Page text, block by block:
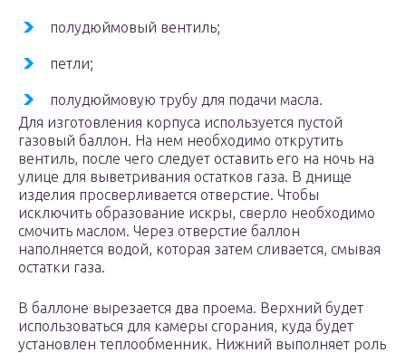
полудюймовый вентиль;
петли;
полудюймовую трубу для подачи масла.
Для изготовления корпуса используется пустой
газовый баллон. На нем необходимо открутить
вентиль, после чего следует оставить его на ночь на
улице для выветривания остатков газа. В днище
изделия просверливается отверстие. Чтобы
исключить образование искры, сверло необходимо
смочить маслом. Через отверстие баллон
наполняется водой, которая затем сливается, смывая
остатки газа.
В баллоне вырезается два проема. Верхний будет
использоваться для камеры сгорания, куда будет
установлен теплообменник. Нижний выполняет роль